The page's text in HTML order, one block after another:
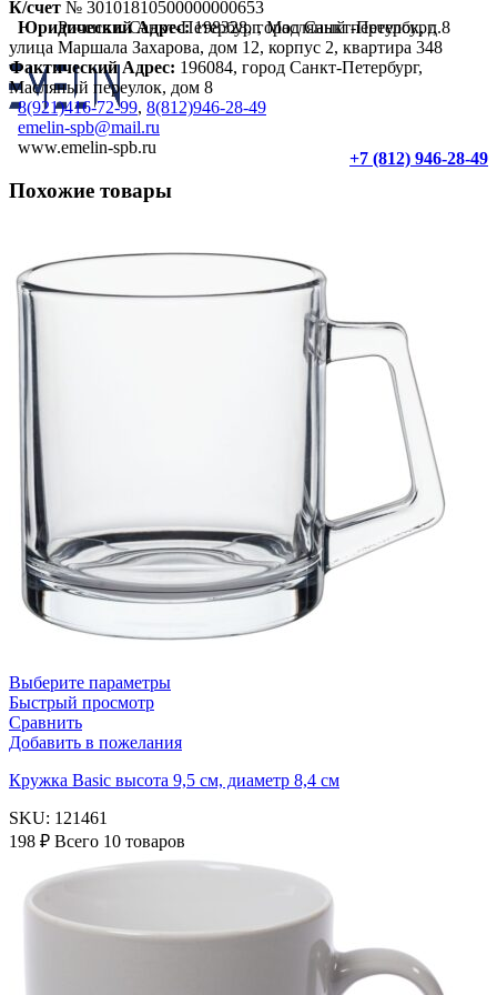
Россия г. Санкт-Петербург, Масляный переулок, д.8
+7 (812) 946-28-49
К/счет № 30101810500000000653
Юридический Адрес:198328, город Санкт-Петербург,
улица Маршала Захарова, дом 12, корпус 2, квартира 348
Фактический Адрес: 196084, город Санкт-Петербург,
Масляный переулок, дом 8
8(921)416-72-99, 8(812)946-28-49
emelin-spb@mail.ru
www.emelin-spb.ru
Похожие товары
Выберите параметры
Быстрый просмотр
Сравнить
Добавить в пожелания
Кружка Basic высота 9,5 см, диаметр 8,4 см
SKU: 121461
198 ₽ Всего 10 товаров